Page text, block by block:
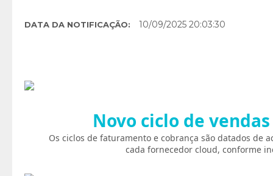
DATA DA NOTIFICAÇÃO: 10/09/2025 20:03:30
Novo ciclo de
Os ciclos de faturamento e cobrança são datados de
cada fornecedor cloud, conforme